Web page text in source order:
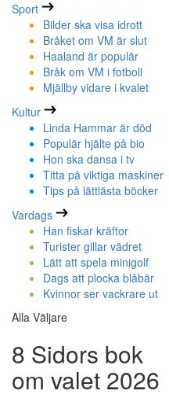
Sport
Bilder ska visa idrott
Bråket om VM är slut
Haaland är populär
Bråk om VM i fotboll
Mjällby vidare i kvalet
Kultur
Linda Hammar är död
Populär hjälte på bio
Hon ska dansa i tv
Titta på viktiga maskiner
Tips på lättlästa böcker
Vardags
Han fiskar kräftor
Turister gillar vädret
Lätt att spela minigolf
Dags att plocka blåbär
Kvinnor ser vackrare ut
Alla Väljare
8 Sidors bok
om valet 2026